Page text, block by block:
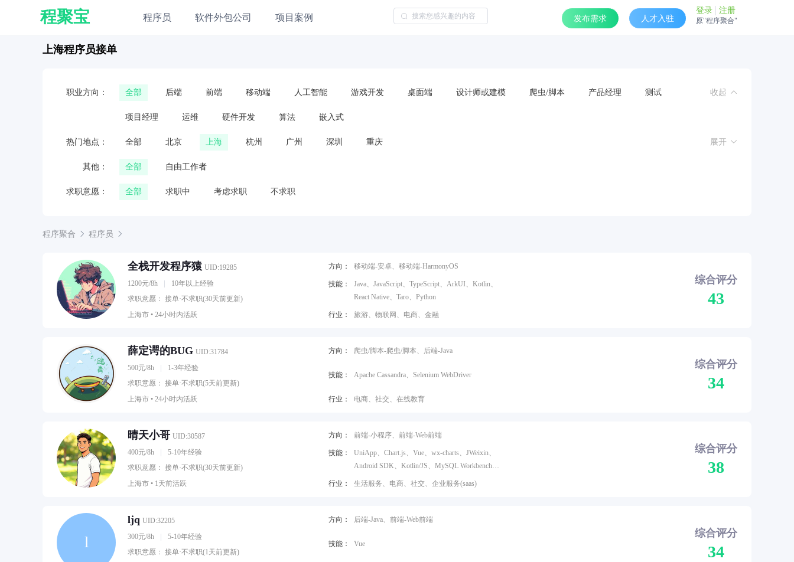
程聚宝 程序员 软件外包公司 项目案例 发布需求 人才入驻
登录 注册
原"程序聚合"
上海程序员接单
职业方向： 全部 后端 前端 移动端 人工智能 游戏开发 桌面端 设计师或建模 爬虫/脚本 产品经理 测试
项目经理 运维 硬件开发 算法 嵌入式
收起
热门地点： 全部 北京 上海 杭州 广州 深圳 重庆 展开
其他： 全部 自由工作者
求职意愿： 全部 求职中 考虑求职 不求职
程序聚合 程序员
全栈开发程序猿 UID:19285
1200元/8h
10年以上经验
求职意愿： 接单·不求职(30天前更新)
上海市 • 24小时内活跃
方向： 移动端-安卓、移动端-HarmonyOS
技能：
Java、JavaScript、TypeScript、ArkUI、Kotlin、
React Native、Taro、Python
行业： 旅游、物联网、电商、金融
综合评分
43
薛定谔的BUG UID:31784
500元/8h
1-3年经验
求职意愿： 接单·不求职(5天前更新)
上海市 • 24小时内活跃
方向： 爬虫/脚本-爬虫/脚本、后端-Java
技能： Apache Cassandra、Selenium WebDriver
行业： 电商、社交、在线教育
综合评分
34
晴天小哥 UID:30587
400元/8h
5-10年经验
求职意愿： 接单·不求职(30天前更新)
上海市 • 1天前活跃
方向： 前端-小程序、前端-Web前端
技能：
UniApp、Chart.js、Vue、wx-charts、JWeixin、
Android SDK、Kotlin/JS、MySQL Workbench、
Java、Node.js
行业： 生活服务、电商、社交、企业服务(saas)
综合评分
38
l
ljq UID:32205
300元/8h
5-10年经验
求职意愿： 接单·不求职(1天前更新)
方向： 后端-Java、前端-Web前端
技能： Vue
综合评分
34